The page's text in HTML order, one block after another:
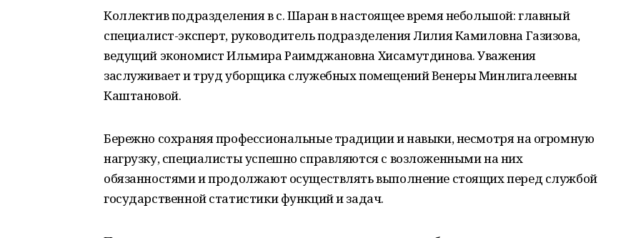
Коллектив подразделения в с. Шаран в настоящее время небольшой: главный
специалист-эксперт, руководитель подразделения Лилия Камиловна Газизова,
ведущий экономист Ильмира Раимджановна Хисамутдинова. Уважения
заслуживает и труд уборщика служебных помещений Венеры Минлигалеевны
Каштановой.
Бережно сохраняя профессиональные традиции и навыки, несмотря на огромную
нагрузку, специалисты успешно справляются с возложенными на них
обязанностями и продолжают осуществлять выполнение стоящих перед службой
государственной статистики функций и задач.